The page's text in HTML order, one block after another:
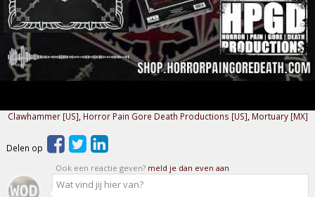
Clawhammer [US] Horror Pain Gore Death Productions [US] Mortuary [MX]
Delen op
Ook een reactie geven? meld je dan even aan